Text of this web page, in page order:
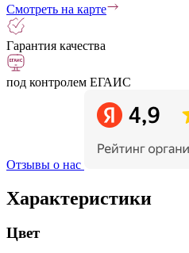
Смотреть на карте
Гарантия качества
под контролем ЕГАИС
Отзывы о нас
Характеристики
Цвет